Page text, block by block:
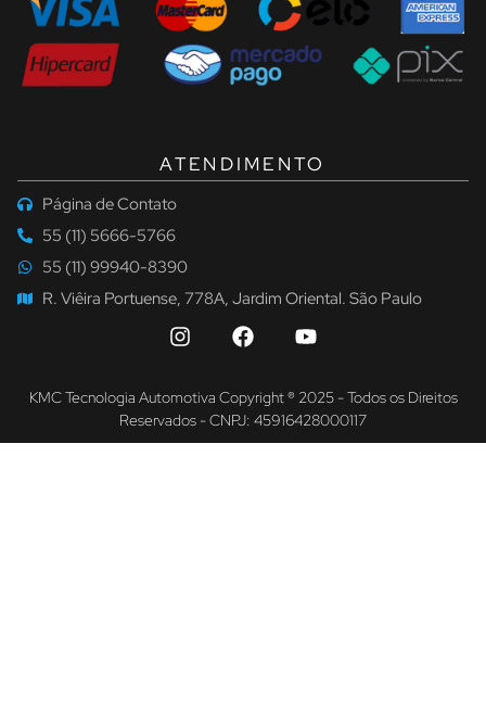
ATENDIMENTO
Página de Contato
55 (11) 5666-5766
55 (11) 99940-8390
R. Viêira Portuense, 778A, Jardim Oriental. São Paulo
KMC Tecnologia Automotiva Copyright ® 2025 - Todos os Direitos
Reservados - CNPJ: 45916428000117